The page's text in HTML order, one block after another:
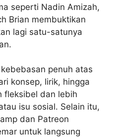
seperti Nadin Amizah,
Brian membuktikan
lagi satu-satunya
penuh atas
konsep, lirik, hingga
fleksibel dan lebih
isu sosial. Selain itu,
dan Patreon
untuk langsung